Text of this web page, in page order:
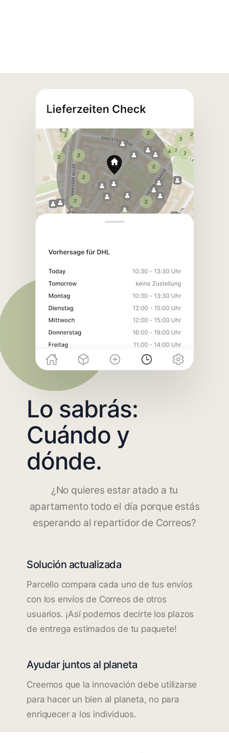
Lo sabrás:
Cuándo y
dónde.
¿No quieres estar atado a tu
apartamento todo el día porque estás
esperando al repartidor de Correos?
Solución actualizada
Parcello compara cada uno de tus envíos
con los envíos de Correos de otros
usuarios. ¡Así podemos decirte los plazos
de entrega estimados de tu paquete!
Ayudar juntos al planeta
Creemos que la innovación debe utilizarse
para hacer un bien al planeta, no para
enriquecer a los individuos.